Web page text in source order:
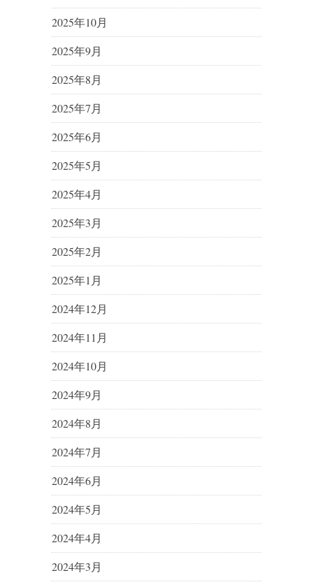
2025年10月
2025年9月
2025年8月
2025年7月
2025年6月
2025年5月
2025年4月
2025年3月
2025年2月
2025年1月
2024年12月
2024年11月
2024年10月
2024年9月
2024年8月
2024年7月
2024年6月
2024年5月
2024年4月
2024年3月